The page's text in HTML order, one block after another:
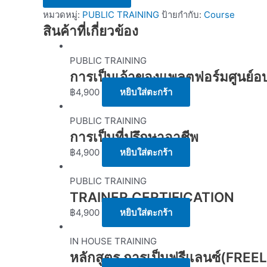
หมวดหมู่: PUBLIC TRAINING ป้ายกำกับ: Course
สินค้าที่เกี่ยวข้อง
PUBLIC TRAINING
การเป็นเจ้าของแพลตฟอร์มศูนย์อ
฿4,900 หยิบใส่ตะกร้า
PUBLIC TRAINING
การเป็นที่ปรึกษาอาชีพ
฿4,900 หยิบใส่ตะกร้า
PUBLIC TRAINING
TRAINER CERTIFICATION
฿4,900 หยิบใส่ตะกร้า
IN HOUSE TRAINING
หลักสูตร การเป็นฟรีแลนซ์